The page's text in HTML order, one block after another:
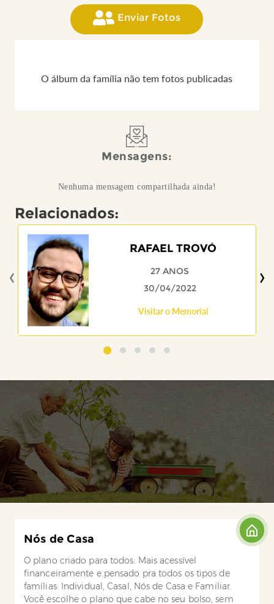
Enviar Fotos
O álbum da família não tem fotos publicadas
Mensagens:
Nenhuma mensagem compartilhada ainda!
Relacionados:
RAFAEL TROVÓ
27 ANOS
30/04/2022
Visitar o Memorial
‹ ›
Nós de Casa
O plano criado para todos. Mais acessível
financeiramente e pensado pra todos os tipos de
famílias: Individual, Casal, Nós de Casa e Familiar.
Você escolhe o plano que cabe no seu bolso, sem